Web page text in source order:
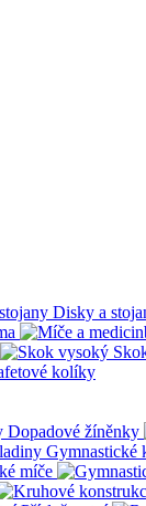
Disky a
kolíky
Dopadové žíněnky
Gymnastické
míče